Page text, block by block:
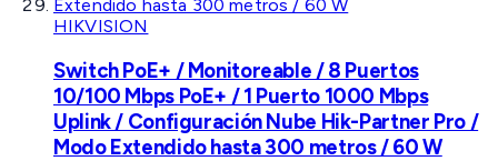
HIKVISION
Switch PoE+ / Monitoreable / 8 Puertos
10/100 Mbps PoE+ / 1 Puerto 1000 Mbps
Uplink / Configuración Nube Hik-Partner Pro /
Modo Extendido hasta 300 metros / 60 W